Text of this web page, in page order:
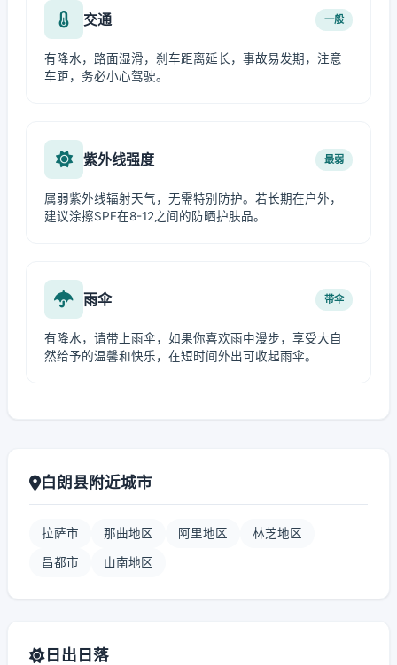
交通 一般
有降水，路面湿滑，刹车距离延长，事故易发期，注意
车距，务必小心驾驶。
紫外线强度 最弱
属弱紫外线辐射天气，无需特别防护。若长期在户外，
建议涂擦SPF在8-12之间的防晒护肤品。
雨伞 带伞
有降水，请带上雨伞，如果你喜欢雨中漫步，享受大自
然给予的温馨和快乐，在短时间外出可收起雨伞。
白朗县附近城市
拉萨市 那曲地区 阿里地区 林芝地区
昌都市 山南地区
日出日落